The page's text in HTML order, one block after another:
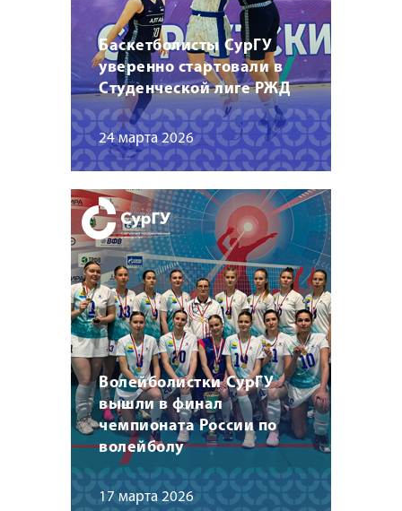
Баскетболисты СурГУ
уверенно стартовали в
Студенческой лиге РЖД
24 марта 2026
Волейболистки СурГУ
вышли в финал
чемпионата России по
волейболу
17 марта 2026